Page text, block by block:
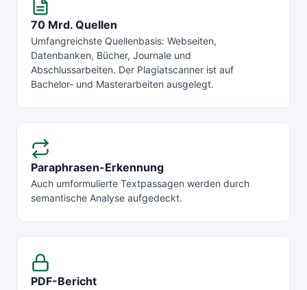
70 Mrd. Quellen
Umfangreichste Quellenbasis: Webseiten,
Datenbanken, Bücher, Journale und
Abschlussarbeiten. Der Plagiatscanner ist auf
Bachelor- und Masterarbeiten ausgelegt.
Paraphrasen-Erkennung
Auch umformulierte Textpassagen werden durch
semantische Analyse aufgedeckt.
PDF-Bericht